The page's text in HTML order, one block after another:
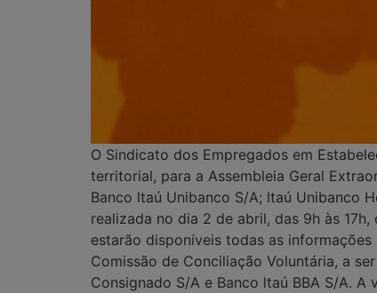
O Sindicato dos Empregados em
territorial, para a Assembleia Geral
Banco ltaú Unibanco S/A; ltaú Unibanco
realizada no dia 2 de abril, das 9h às
estarão disponíveis todas as
Comissão de Conciliação Voluntária, a
Consignado S/A e Banco ltaú BBA S/A.